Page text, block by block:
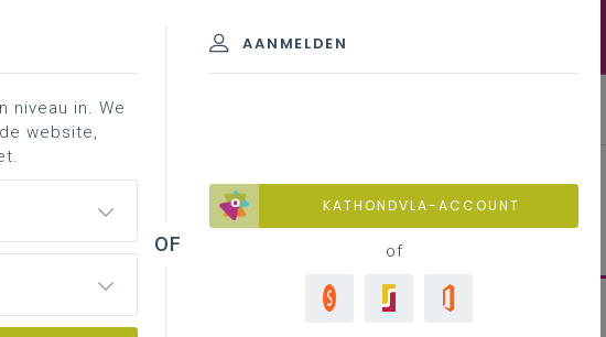
meer weten?
Onderwijsaanpak
en nemen vele vormen aan.
AANMELDEN
KATHONDVLA-ACCOUNT
of
niveau in. We
website,